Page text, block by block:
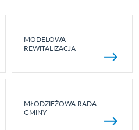
MODELOWA
REWITALIZACJA
MŁODZIEŻOWA RADA
GMINY